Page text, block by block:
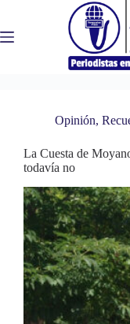
contenido
Opinión,
La Cuesta de
todavía no